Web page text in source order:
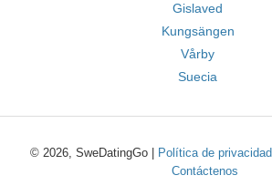
Gislaved
Kungsängen
Vårby
Suecia
© 2026, SweDatingGo | Política de privacidad
Contáctenos